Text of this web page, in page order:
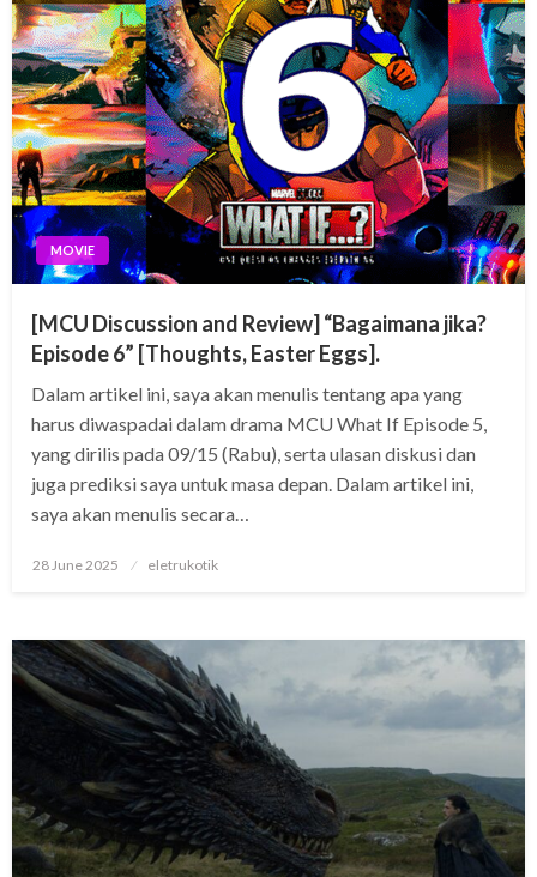
MOVIE
[MCU Discussion and Review] “Bagaimana jika?
Episode 6” [Thoughts, Easter Eggs].
Dalam artikel ini, saya akan menulis tentang apa yang
harus diwaspadai dalam drama MCU What If Episode 5,
yang dirilis pada 09/15 (Rabu), serta ulasan diskusi dan
juga prediksi saya untuk masa depan. Dalam artikel ini,
saya akan menulis secara…
Posted
28 June 2025 eletrukotik